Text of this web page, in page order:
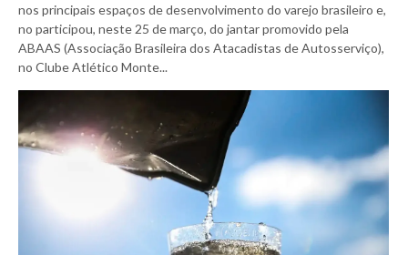
nos principais espaços de desenvolvimento do varejo brasileiro e,
no participou, neste 25 de março, do jantar promovido pela
ABAAS (Associação Brasileira dos Atacadistas de Autosserviço),
no Clube Atlético Monte...